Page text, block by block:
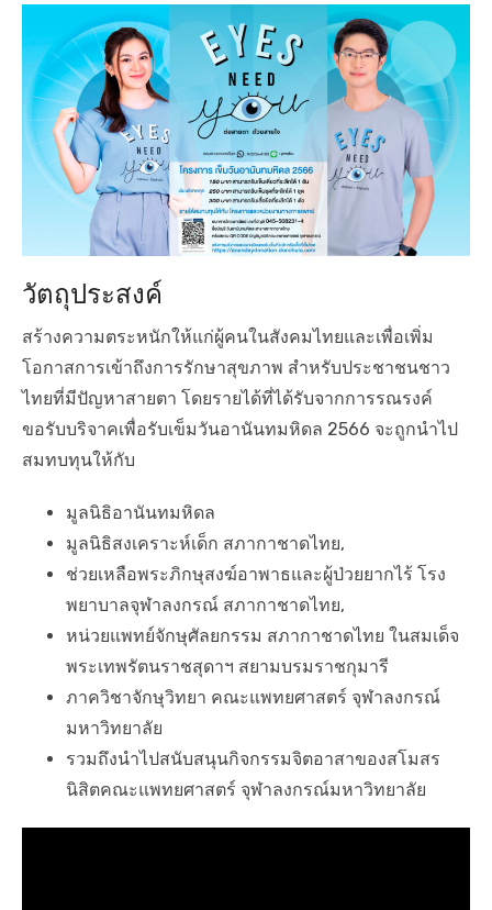
s
t
d
o
n
วัตถุประสงค์
สร้างความตระหนักให้แก่ผู้คนในสังคมไทยและเพื่อเพิ่ม
โอกาสการเข้าถึงการรักษาสุขภาพ สำหรับประชาชนชาว
ไทยที่มีปัญหาสายตา โดยรายได้ที่ได้รับจากการรณรงค์
ขอรับบริจาคเพื่อรับเข็มวันอานันทมหิดล 2566 จะถูกนำไป
สมทบทุนให้กับ
มูลนิธิอานันทมหิดล
มูลนิธิสงเคราะห์เด็ก สภากาชาดไทย,
ช่วยเหลือพระภิกษุสงฆ์อาพาธและผู้ป่วยยากไร้ โรง
พยาบาลจุฬาลงกรณ์ สภากาชาดไทย,
หน่วยแพทย์จักษุศัลยกรรม สภากาชาดไทย ในสมเด็จ
พระเทพรัตนราชสุดาฯ สยามบรมราชกุมารี
ภาควิชาจักษุวิทยา คณะแพทยศาสตร์ จุฬาลงกรณ์
มหาวิทยาลัย
รวมถึงนำไปสนับสนุนกิจกรรมจิตอาสาของสโมสร
นิสิตคณะแพทยศาสตร์ จุฬาลงกรณ์มหาวิทยาลัย